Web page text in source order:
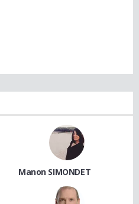
Manon SIMONDET